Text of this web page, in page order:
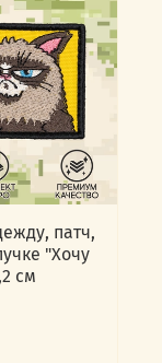
патч,
"Хочу
см